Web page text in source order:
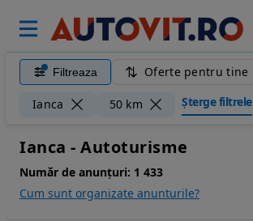
Filtreaza Oferte pentru tine
Ianca 50 km Șterge filtrele
Ianca - Autoturisme
Număr de anunțuri: 1 433
Cum sunt organizate anunturile?